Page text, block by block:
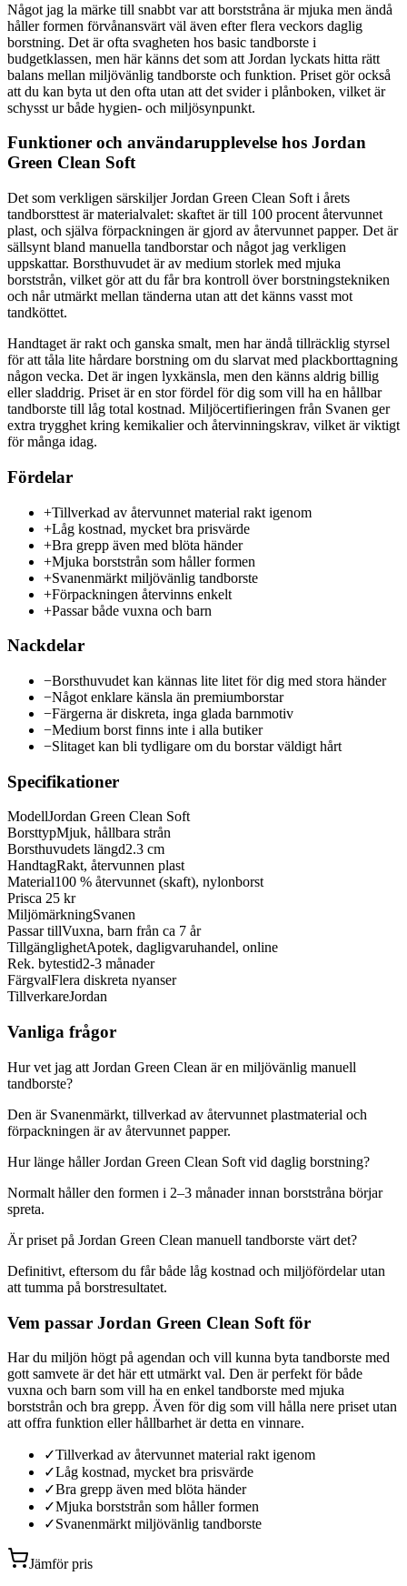
Något jag la märke till snabbt var att borststråna är mjuka men ändå
håller formen förvånansvärt väl även efter flera veckors daglig
borstning. Det är ofta svagheten hos basic tandborste i
budgetklassen, men här känns det som att Jordan lyckats hitta rätt
balans mellan miljövänlig tandborste och funktion. Priset gör också
att du kan byta ut den ofta utan att det svider i plånboken, vilket är
schysst ur både hygien- och miljösynpunkt.
Funktioner och användarupplevelse hos Jordan
Green Clean Soft
Det som verkligen särskiljer Jordan Green Clean Soft i årets
tandborsttest är materialvalet: skaftet är till 100 procent återvunnet
plast, och själva förpackningen är gjord av återvunnet papper. Det är
sällsynt bland manuella tandborstar och något jag verkligen
uppskattar. Borsthuvudet är av medium storlek med mjuka
borststrån, vilket gör att du får bra kontroll över borstningstekniken
och når utmärkt mellan tänderna utan att det känns vasst mot
tandköttet.
Handtaget är rakt och ganska smalt, men har ändå tillräcklig styrsel
för att tåla lite hårdare borstning om du slarvat med plackborttagning
någon vecka. Det är ingen lyxkänsla, men den känns aldrig billig
eller sladdrig. Priset är en stor fördel för dig som vill ha en hållbar
tandborste till låg total kostnad. Miljöcertifieringen från Svanen ger
extra trygghet kring kemikalier och återvinningskrav, vilket är viktigt
för många idag.
Fördelar
+Tillverkad av återvunnet material rakt igenom
+Låg kostnad, mycket bra prisvärde
+Bra grepp även med blöta händer
+Mjuka borststrån som håller formen
+Svanenmärkt miljövänlig tandborste
+Förpackningen återvinns enkelt
+Passar både vuxna och barn
Nackdelar
−Borsthuvudet kan kännas lite litet för dig med stora händer
−Något enklare känsla än premiumborstar
−Färgerna är diskreta, inga glada barnmotiv
−Medium borst finns inte i alla butiker
−Slitaget kan bli tydligare om du borstar väldigt hårt
Specifikationer
ModellJordan Green Clean Soft
BorsttypMjuk, hållbara strån
Borsthuvudets längd2.3 cm
HandtagRakt, återvunnen plast
Material100 % återvunnet (skaft), nylonborst
Prisca 25 kr
MiljömärkningSvanen
Passar tillVuxna, barn från ca 7 år
TillgänglighetApotek, dagligvaruhandel, online
Rek. bytestid2-3 månader
FärgvalFlera diskreta nyanser
TillverkareJordan
Vanliga frågor
Hur vet jag att Jordan Green Clean är en miljövänlig manuell
tandborste?
Den är Svanenmärkt, tillverkad av återvunnet plastmaterial och
förpackningen är av återvunnet papper.
Hur länge håller Jordan Green Clean Soft vid daglig borstning?
Normalt håller den formen i 2–3 månader innan borststråna börjar
spreta.
Är priset på Jordan Green Clean manuell tandborste värt det?
Definitivt, eftersom du får både låg kostnad och miljöfördelar utan
att tumma på borstresultatet.
Vem passar Jordan Green Clean Soft för
Har du miljön högt på agendan och vill kunna byta tandborste med
gott samvete är det här ett utmärkt val. Den är perfekt för både
vuxna och barn som vill ha en enkel tandborste med mjuka
borststrån och bra grepp. Även för dig som vill hålla nere priset utan
att offra funktion eller hållbarhet är detta en vinnare.
✓Tillverkad av återvunnet material rakt igenom
✓Låg kostnad, mycket bra prisvärde
✓Bra grepp även med blöta händer
✓Mjuka borststrån som håller formen
✓Svanenmärkt miljövänlig tandborste
Jämför pris